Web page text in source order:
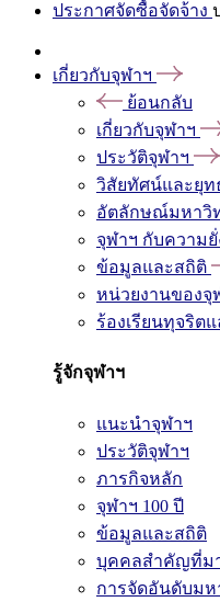
ประกาศจัดซื้อจัดจ้าง
เกี่ยวกับจุฬาฯ
ย้อนกลับ
เกี่ยวกับจุฬาฯ
ประวัติจุฬาฯ
วิสัยทัศน์และยุท
อัตลักษณ์มหาวิ
จุฬาฯ กับความ
ข้อมูลและสถิติ
หน่วยงานของจุ
ร้องเรียนทุจริต
รู้จักจุฬาฯ
แนะนำจุฬาฯ
ประวัติจุฬาฯ
ภารกิจหลัก
จุฬาฯ 100 ปี
ข้อมูลและสถิติ
บุคคลสำคัญที่ม
การจัดอันดับมห